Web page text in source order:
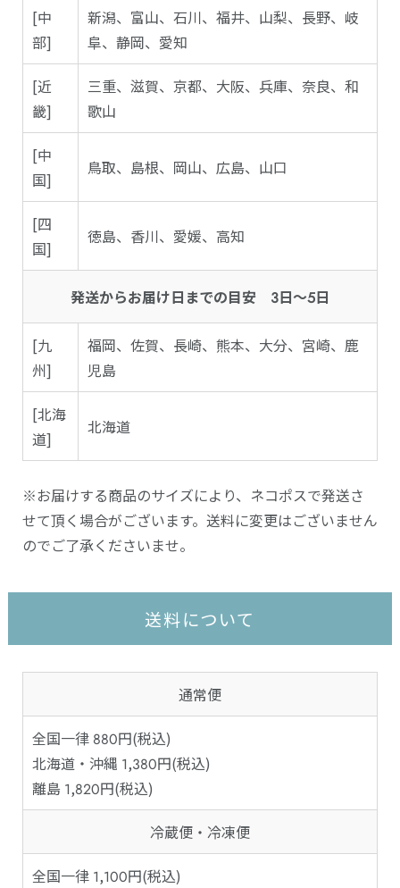
[中
部]
新潟、富山、石川、福井、山梨、長野、岐
阜、静岡、愛知
[近
畿]
三重、滋賀、京都、大阪、兵庫、奈良、和
歌山
[中
国]
鳥取、島根、岡山、広島、山口
[四
国]
徳島、香川、愛媛、高知
発送からお届け日までの目安 3日～5日
[九
州]
福岡、佐賀、長崎、熊本、大分、宮崎、鹿
児島
[北海
道]
北海道
※お届けする商品のサイズにより、ネコポスで発送さ
せて頂く場合がございます。送料に変更はございません
のでご了承くださいませ。
送料について
通常便
全国一律 880円(税込)
北海道・沖縄 1,380円(税込)
離島 1,820円(税込)
冷蔵便・冷凍便
全国一律 1,100円(税込)